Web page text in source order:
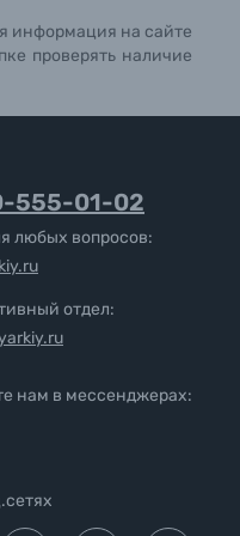
информация на сайте
проверять наличие
555-01-02
любых вопросов:
отдел:
нам в мессенджерах: